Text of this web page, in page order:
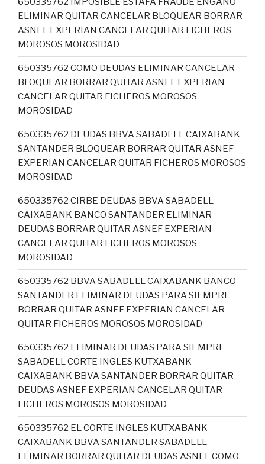
ELIMINAR QUITAR CANCELAR BLOQUEAR BORRAR
ASNEF EXPERIAN CANCELAR QUITAR FICHEROS
MOROSOS MOROSIDAD
650335762 COMO DEUDAS ELIMINAR CANCELAR
BLOQUEAR BORRAR QUITAR ASNEF EXPERIAN
CANCELAR QUITAR FICHEROS MOROSOS
MOROSIDAD
650335762 DEUDAS BBVA SABADELL CAIXABANK
SANTANDER BLOQUEAR BORRAR QUITAR ASNEF
EXPERIAN CANCELAR QUITAR FICHEROS MOROSOS
MOROSIDAD
650335762 CIRBE DEUDAS BBVA SABADELL
CAIXABANK BANCO SANTANDER ELIMINAR
DEUDAS BORRAR QUITAR ASNEF EXPERIAN
CANCELAR QUITAR FICHEROS MOROSOS
MOROSIDAD
650335762 BBVA SABADELL CAIXABANK BANCO
SANTANDER ELIMINAR DEUDAS PARA SIEMPRE
BORRAR QUITAR ASNEF EXPERIAN CANCELAR
QUITAR FICHEROS MOROSOS MOROSIDAD
650335762 ELIMINAR DEUDAS PARA SIEMPRE
SABADELL CORTE INGLES KUTXABANK
CAIXABANK BBVA SANTANDER BORRAR QUITAR
DEUDAS ASNEF EXPERIAN CANCELAR QUITAR
FICHEROS MOROSOS MOROSIDAD
650335762 EL CORTE INGLES KUTXABANK
CAIXABANK BBVA SANTANDER SABADELL
ELIMINAR BORRAR QUITAR DEUDAS ASNEF COMO